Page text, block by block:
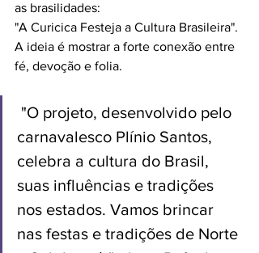
as brasilidades:
"A Curicica Festeja a Cultura Brasileira".
A ideia é mostrar a forte conexão entre
fé, devoção e folia.
carnavalesco Plínio Santos,
celebra a cultura do Brasil,
suas influências e tradições
nos estados. Vamos brincar
nas festas e tradições de Norte